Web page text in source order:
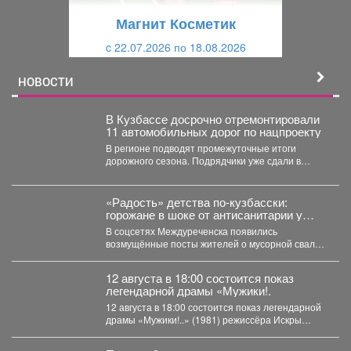
Магнит Косметик
c 22.07.2026 по 18.08.2026
НОВОСТИ
В Кузбассе досрочно отремонтировали
11 автомобильных дорог по нацпроекту
В регионе подводят промежуточные итоги
дорожного сезона. Подрядчики уже сдали в
«Радость» детства по-кузбасски:
горожане в шоке от антисанитарии у
детского сада
В соцсетях Междуреченска появились
возмущённые посты жителей о мусорной свалке,
12 августа в 18:00 состоится показ
легендарной драмы «Мужики!.
12 августа в 18:00 состоится показ легендарной
драмы «Мужики!..» (1981) режиссёра Искры